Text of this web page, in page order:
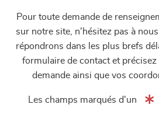
Pour toute demande de
sur notre site, n'hésitez pas à
répondrons dans les plus brefs
formulaire de contact et
demande ainsi que vos
Les champs marqués d'un